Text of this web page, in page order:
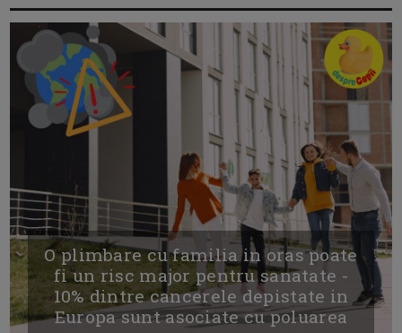
O plimbare cu familia in oras poate
fi un risc major pentru sanatate -
10% dintre cancerele depistate in
Europa sunt asociate cu poluarea